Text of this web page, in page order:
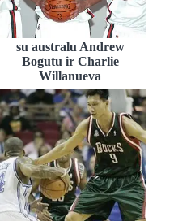
su australu Andrew
Bogutu ir Charlie
Willanueva